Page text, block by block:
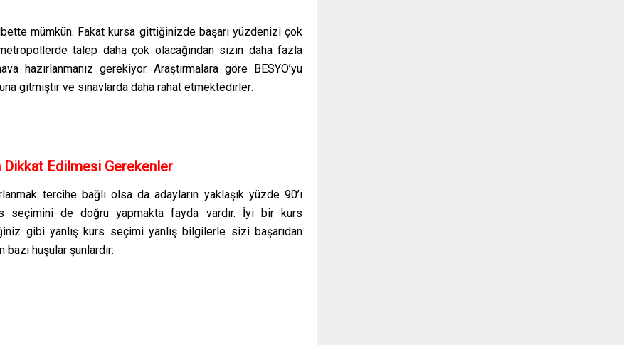
mümkün. Fakat kursa gittiğinizde başarı yüzdenizi çok
talep daha çok olacağından sizin daha fazla
hazırlanmanız gerekiyor. Araştırmalara göre BESYO’yu
gitmiştir ve sınavlarda daha rahat etmektedirler.
Dikkat Edilmesi Gerekenler
tercihe bağlı olsa da adayların yaklaşık yüzde 90’ı
seçimini de doğru yapmakta fayda vardır. İyi bir kurs
gibi yanlış kurs seçimi yanlış bilgilerle sizi başarıdan
huşular şunlardır: